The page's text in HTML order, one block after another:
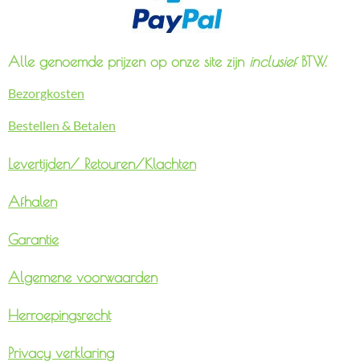
Alle genoemde prijzen op onze site zijn inclusiefBTW.
Bezorgkosten
Bestellen & Betalen
Levertijden/ Retouren/Klachten
Afhalen
Garantie
Algemene voorwaarden
Herroepingsrecht
Privacy verklaring